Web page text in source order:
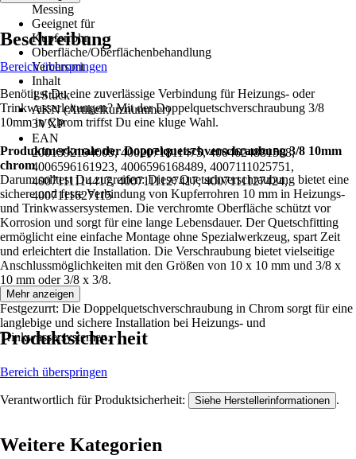
Messing
Geeignet für
Kupferrohr
Oberfläche/Oberflächenbehandlung
Verchromt
Inhalt
1 Stück
AKN (Artikelkurznummer)
3VXP
EAN
2001392194009, 4002071811475, 4004624881508,
4006596161923, 4006596168489, 4007111025751,
4007111114417, 4007111127417, 4007111127424,
4007111627115
Beschreibung
Bereich überspringen
Benötigst Du eine zuverlässige Verbindung für Heizungs- oder
Trinkwasserleitungen? Mit der Doppelquetschverschraubung 3/8
10mm in Chrom triffst Du eine kluge Wahl.
Produktmerkmale der Doppelquetschverschraubung 3/8 10mm
chrom
Darum solltest Du zugreifen: Diese Quetschverschraubung bietet eine
sichere und feste Verbindung von Kupferrohren 10 mm in Heizungs-
und Trinkwassersystemen. Die verchromte Oberfläche schützt vor
Korrosion und sorgt für eine lange Lebensdauer. Der Quetschfitting
ermöglicht eine einfache Montage ohne Spezialwerkzeug, spart Zeit
und erleichtert die Installation. Die Verschraubung bietet vielseitige
Anschlussmöglichkeiten mit den Größen von 10 x 10 mm und 3/8 x
10 mm oder 3/8 x 3/8.
Festgezurrt: Die Doppelquetschverschraubung in Chrom sorgt für eine
langlebige und sichere Installation bei Heizungs- und
Trinkwassersystemen.
Mehr anzeigen
Produktsicherheit
Bereich überspringen
Verantwortlich für Produktsicherheit: Siehe Herstellerinformationen .
Weitere Kategorien